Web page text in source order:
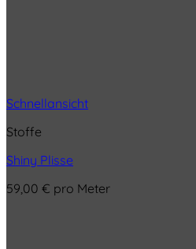
Schnellansicht
Stoffe
Shiny Plisse
59,00 € pro Meter